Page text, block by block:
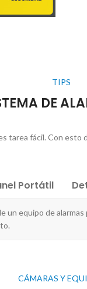
TIPS
DE
tarea fácil. Con
Portátil
equipo de
CÁMARAS Y